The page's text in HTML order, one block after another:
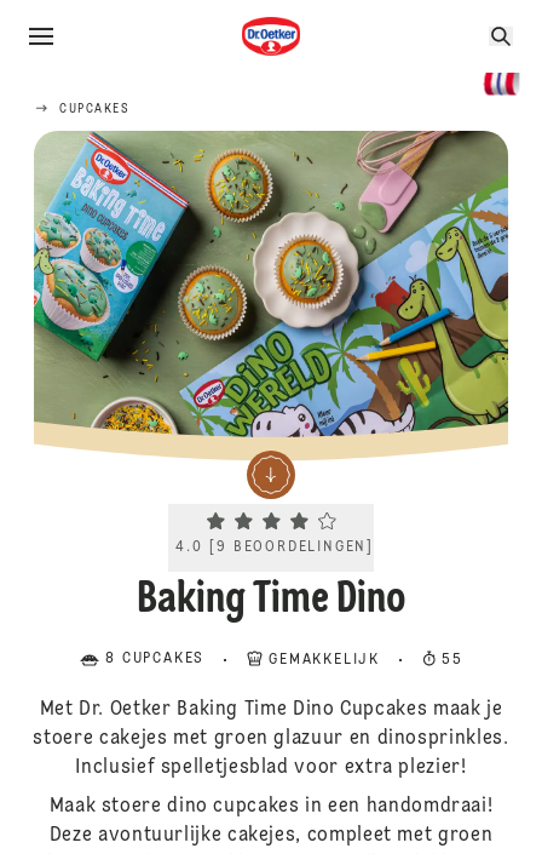
CUPCAKES
Current rating 4.0. Click to rate.
4.0 [9 BEOORDELINGEN
Baking Time Dino
8 CUPCAKES GEMAKKELIJK 55
Met Dr. Oetker Baking Time Dino Cupcakes maak je
stoere cakejes met groen glazuur en dinosprinkles.
Inclusief spelletjesblad voor extra plezier!
Maak stoere dino cupcakes in een handomdraai!
Deze avontuurlijke cakejes, compleet met groen